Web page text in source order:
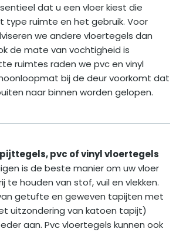
dat u een vloer kiest die
type ruimte en het gebruik. Voor
we andere vloertegels dan
de mate van vochtigheid is
ruimtes raden we pvc en vinyl
bij de deur voorkomt dat
naar binnen worden gelopen.
pvc of vinyl vloertegels
is de beste manier om uw vloer
houden van stof, vuil en vlekken.
getufte en geweven tapijten met
uitzondering van katoen tapijt)
aan. Pvc vloertegels kunnen ook